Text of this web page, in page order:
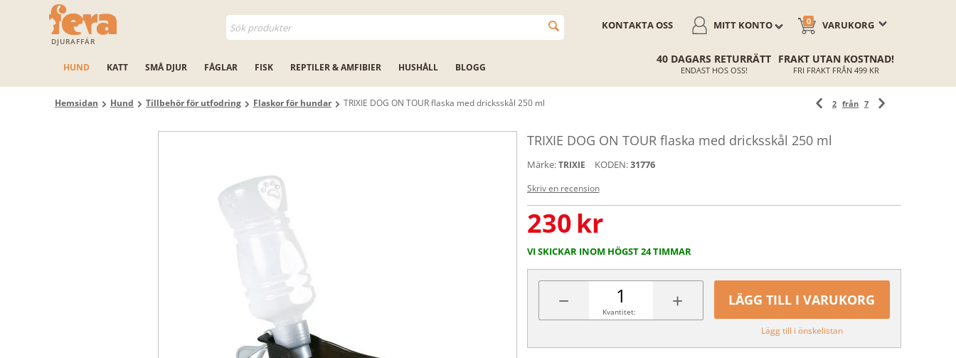
DJURAFFÄR
VARUKORG
0
MITT KONTO
KONTAKTA OSS
HUND KATT SMÅ DJUR FÅGLAR FISK REPTILER & AMFIBIER HUSHÅLL BLOGG
40 DAGARS RETURRÄTT
ENDAST HOS OSS!
FRAKT UTAN KOSTNAD!
FRI FRAKT FRÅN 499 KR
Hemsidan Hund Tillbehör för utfodring Flaskor för hundar TRIXIE DOG ON TOUR flaska med dricksskål 250 ml 2 från 7
TRIXIE DOG ON TOUR flaska med dricksskål 250 ml
Märke: TRIXIE KODEN:31776
Skriv en recension
230kr
VI SKICKAR INOM HÖGST 24 TIMMAR
− +
Kvantitet:
LÄGG TILL I VARUKORG
Lägg till i önskelistan